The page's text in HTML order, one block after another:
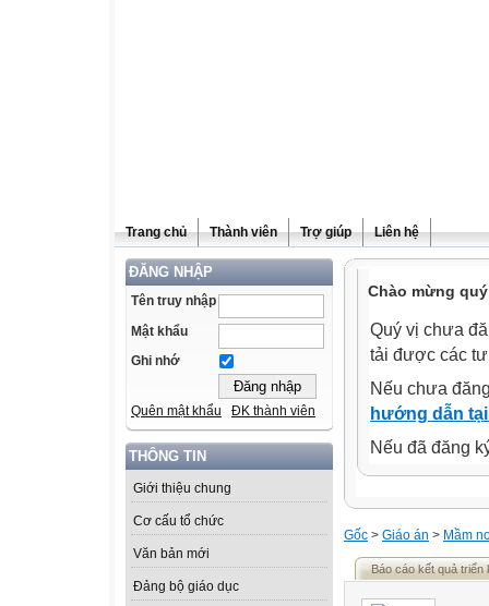
Trang chủ Thành viên Trợ giúp Liên hệ
ĐĂNG NHẬP
Tên truy nhập
Mật khẩu
Ghi nhớ
Quên mật khẩu ĐK thành viên
THÔNG TIN
Giới thiệu chung
Cơ cấu tổ chức
Văn bản mới
Đảng bộ giáo dục
Chào mừng
Quý vị chưa
tải được các
Nếu chưa
hướng dẫn
Nếu đã đăng
Gốc > Giáo án > Mầm
Báo cáo kết quả triển